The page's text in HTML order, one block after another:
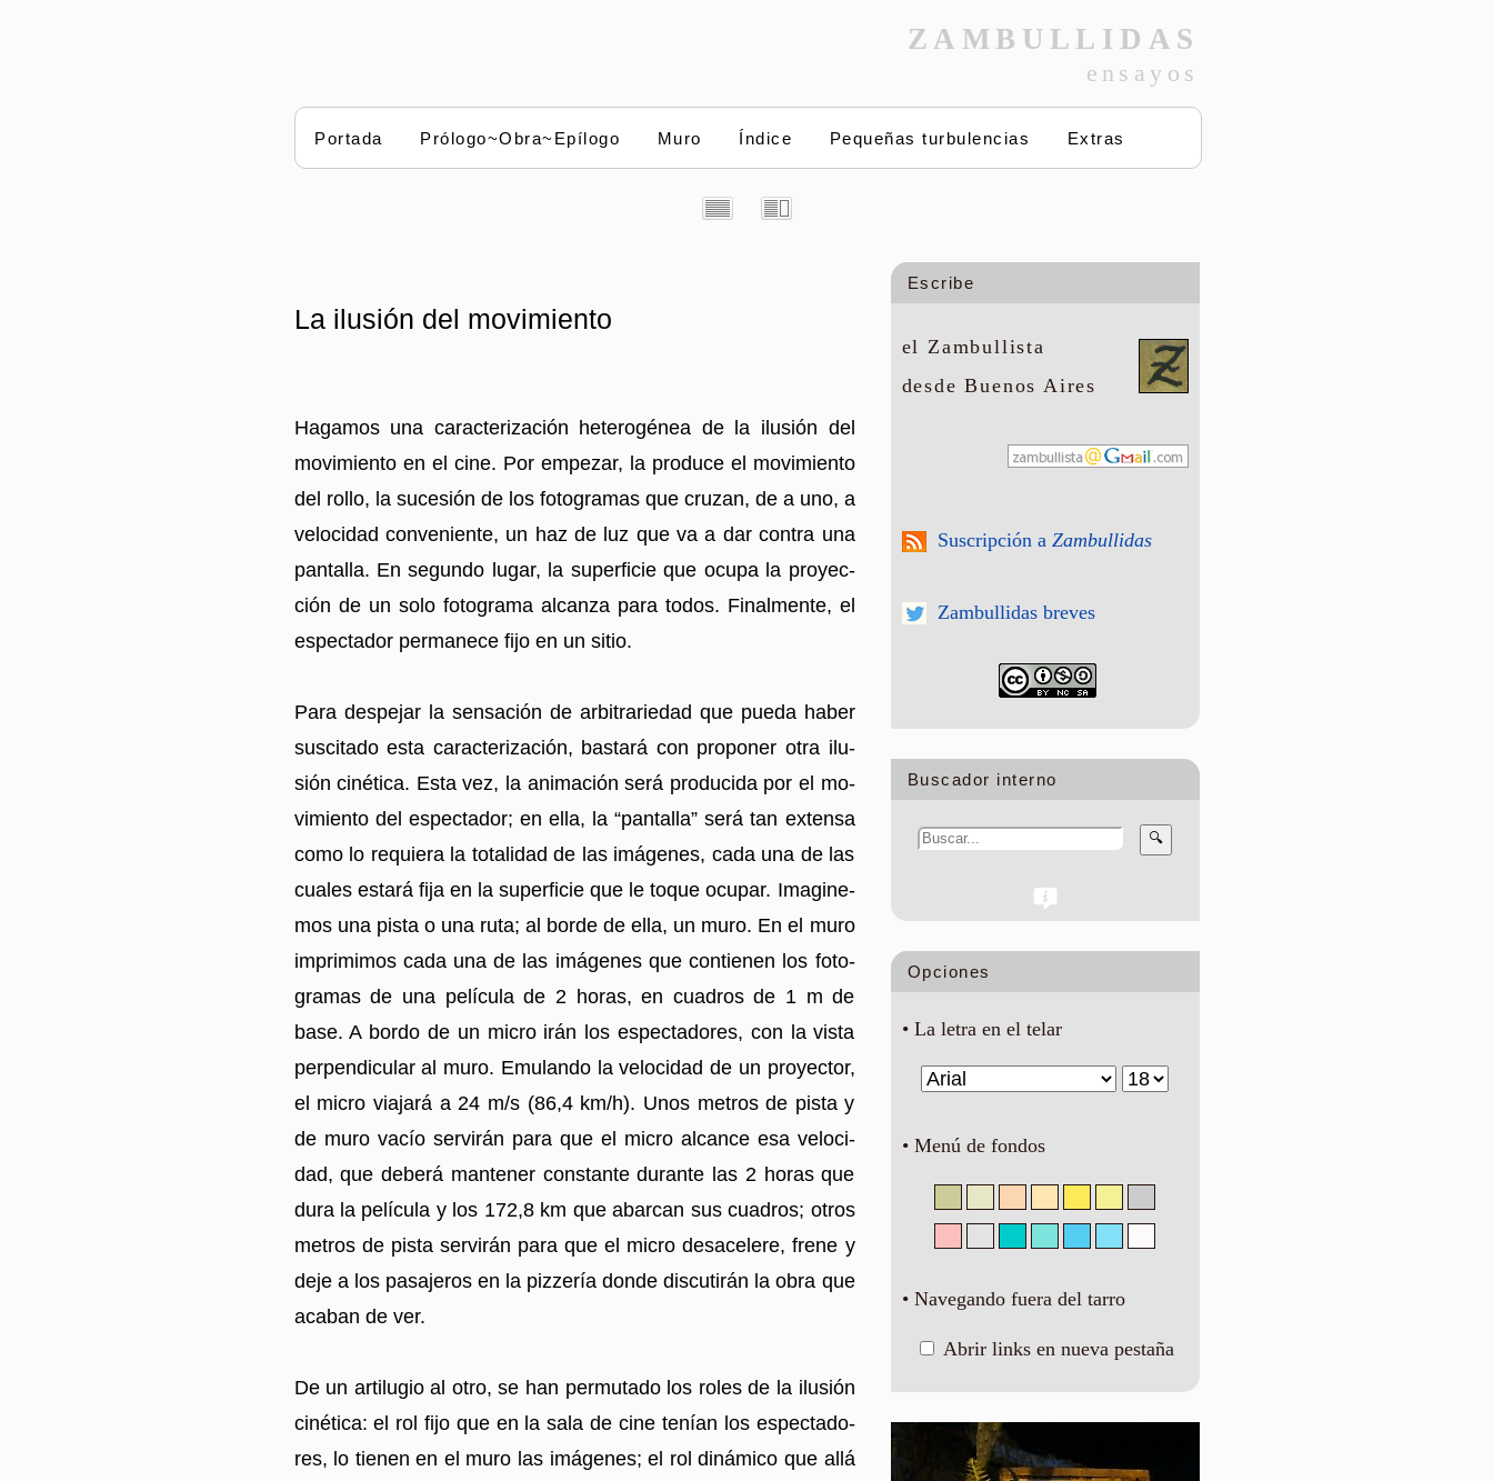
ZAMBULLIDAS
ensayos
Portada Prólogo~Obra~Epílogo Muro Índice Pequeñas turbulencias Extras
La ilusión del movimiento
Ha­ga­mos una ca­rac­te­ri­za­ción he­te­ro­gé­nea de la ilu­sión del
mo­vi­mien­to en el cine. Por em­pe­zar, la pro­du­ce el mo­vi­mien­to
del rollo, la su­ce­sión de los fo­to­gra­mas que cru­zan, de a uno, a
ve­lo­ci­dad con­ve­nien­te, un haz de luz que va a dar con­tra una
pan­ta­lla. En se­gun­do lugar, la su­per­fi­cie que ocupa la pro­yec­
ción de un solo fo­to­gra­ma al­can­za para todos. Fi­nal­men­te, el
es­pec­ta­dor per­ma­ne­ce fijo en un sitio.
Para des­pe­jar la sen­sa­ción de ar­bi­tra­rie­dad que pueda haber
sus­ci­ta­do esta ca­rac­te­ri­za­ción, bas­ta­rá con pro­po­ner otra ilu­
sión ci­né­ti­ca. Esta vez, la ani­ma­ción será pro­du­ci­da por el mo­
vi­mien­to del es­pec­ta­dor; en ella, la “pan­ta­lla” será tan ex­ten­sa
como lo re­quie­ra la to­ta­li­dad de las imá­ge­nes, cada una de las
cua­les es­ta­rá fija en la su­per­fi­cie que le toque ocu­par. Ima­gi­ne­
mos una pista o una ruta; al borde de ella, un muro. En el muro
im­pri­mi­mos cada una de las imá­ge­nes que con­tie­nen los fo­to­
gra­mas de una pe­lí­cu­la de 2 horas, en cua­dros de 1 m de
base. A bordo de un micro irán los es­pec­ta­do­res, con la vista
per­pen­di­cu­lar al muro. Emu­lan­do la ve­lo­ci­dad de un pro­yec­tor,
el micro via­ja­rá a 24 m/s (86,4 km/h). Unos me­tros de pista y
de muro vacío ser­vi­rán para que el micro al­can­ce esa ve­lo­ci­
dad, que de­be­rá man­te­ner cons­tan­te du­ran­te las 2 horas que
dura la pe­lí­cu­la y los 172,8 km que abar­can sus cua­dros; otros
me­tros de pista ser­vi­rán para que el micro des­ace­le­re, frene y
deje a los pa­sa­je­ros en la piz­ze­ría donde dis­cu­ti­rán la obra que
aca­ban de ver.
De un ar­ti­lu­gio al otro, se han per­mu­ta­do los roles de la ilu­sión
ci­né­ti­ca: el rol fijo que en la sala de cine te­nían los es­pec­ta­do­
res, lo tie­nen en el muro las imá­ge­nes; el rol di­ná­mi­co que allá
Escribe
el Zambullista
desde Buenos Aires
Suscripción a Zambullidas
Zambullidas breves
Buscador interno
🔍
Opciones
• La letra en el telar
• Menú de fondos
• Navegando fuera del tarro
Abrir links en nueva pestaña